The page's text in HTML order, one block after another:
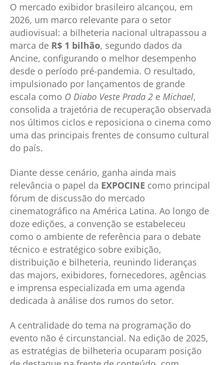
O mercado exibidor brasileiro alcançou, em
2026, um marco relevante para o setor
audiovisual: a bilheteria nacional ultrapassou a
marca de R$ 1 bilhão, segundo dados da
Ancine, configurando o melhor desempenho
desde o período pré-pandemia. O resultado,
impulsionado por lançamentos de grande
escala como O Diabo Veste Prada 2 e Michael,
consolida a trajetória de recuperação observada
nos últimos ciclos e reposiciona o cinema como
uma das principais frentes de consumo cultural
do país.
Diante desse cenário, ganha ainda mais
relevância o papel da EXPOCINE como principal
fórum de discussão do mercado
cinematográfico na América Latina. Ao longo de
doze edições, a convenção se estabeleceu
como o ambiente de referência para o debate
técnico e estratégico sobre exibição,
distribuição e bilheteria, reunindo lideranças
das majors, exibidores, fornecedores, agências
e imprensa especializada em uma agenda
dedicada à análise dos rumos do setor.
A centralidade do tema na programação do
evento não é circunstancial. Na edição de 2025,
as estratégias de bilheteria ocuparam posição